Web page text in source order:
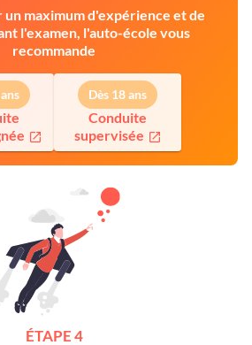
un maximum d'expérience et de
l'examen, l'auto-école vous
recommande
Dès 18 ans
Conduite
supervisée
ÉTAPE 4